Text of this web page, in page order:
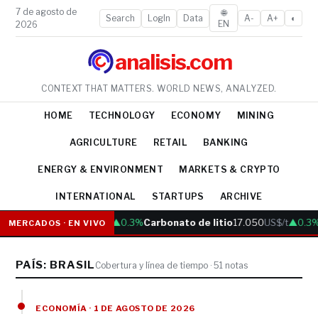
7 de agosto de
2026
Search LogIn Data
🌐
EN
A- A+ ◐
analisis.com
CONTEXT THAT MATTERS. WORLD NEWS, ANALYZED.
HOME TECHNOLOGY ECONOMY MINING
AGRICULTURE RETAIL BANKING
ENERGY & ENVIRONMENT MARKETS & CRYPTO
INTERNATIONAL STARTUPS ARCHIVE
MERCADOS · EN VIVO
Cobre6.05 US$/lb▲0.3%Carbonato de litio17.050US$/t▲0.3%
PAÍS: BRASIL Cobertura y línea de tiempo · 51 notas
ECONOMÍA · 1 DE AGOSTO DE 2026